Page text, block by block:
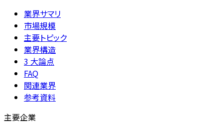
業界サマリ
市場規模
主要トピック
業界構造
3 大論点
FAQ
関連業界
参考資料
主要企業